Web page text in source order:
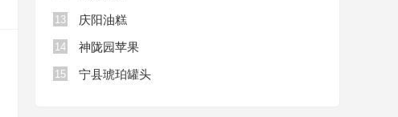
13 庆阳油糕
14 神陇园苹果
15 宁县琥珀罐头